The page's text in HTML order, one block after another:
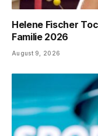
Helene Fischer
Familie 2026
August 9, 2026